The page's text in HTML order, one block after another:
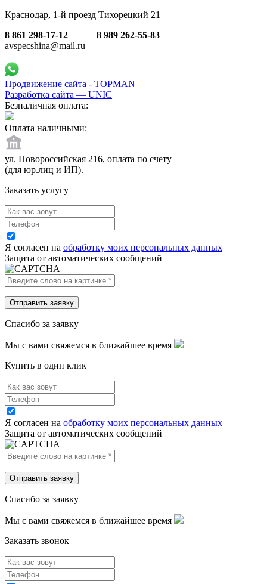
Краснодар, 1-й проезд Тихорецкий 21
8 861 298-17-12
8 989 262-55-83
avspecshina@mail.ru
Продвижение сайта - TOPMAN
Разработка сайта — UNIC
Безналичная оплата:
Оплата наличными:
ул. Новороссийская 216, оплата по счету
(для юр.лиц и ИП).
Заказать услугу
Я согласен на обработку моих персональных данных
Защита от автоматических сообщений
Спасибо за заявку
Мы с вами свяжемся в ближайшее время
Купить в один клик
Я согласен на обработку моих персональных данных
Защита от автоматических сообщений
Спасибо за заявку
Мы с вами свяжемся в ближайшее время
Заказать звонок